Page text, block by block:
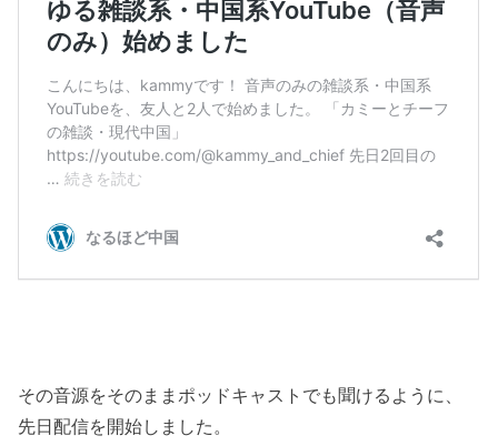
その音源をそのままポッドキャストでも聞けるように、
先日配信を開始しました。